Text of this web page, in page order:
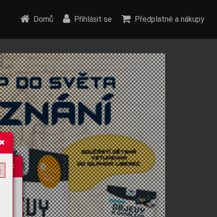
Domů Přihlásit se Předplatné a nákupy